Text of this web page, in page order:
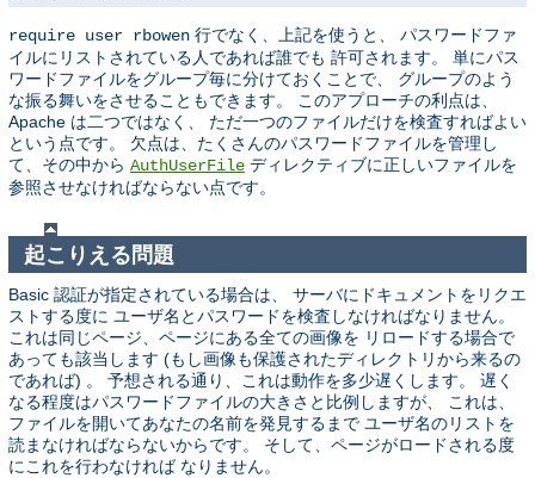
require user rbowen 行でなく、上記を使うと、 パスワードファ
イルにリストされている人であれば誰でも 許可されます。 単にパス
ワードファイルをグループ毎に分けておくことで、 グループのよう
な振る舞いをさせることもできます。 このアプローチの利点は、
Apache は二つではなく、 ただ一つのファイルだけを検査すればよい
という点です。 欠点は、たくさんのパスワードファイルを管理し
て、その中から AuthUserFile ディレクティブに正しいファイルを
参照させなければならない点です。
起こりえる問題
Basic 認証が指定されている場合は、 サーバにドキュメントをリクエ
ストする度に ユーザ名とパスワードを検査しなければなりません。
これは同じページ、ページにある全ての画像を リロードする場合で
あっても該当します (もし画像も保護されたディレクトリから来るの
であれば) 。 予想される通り、これは動作を多少遅くします。 遅く
なる程度はパスワードファイルの大きさと比例しますが、 これは、
ファイルを開いてあなたの名前を発見するまで ユーザ名のリストを
読まなければならないからです。 そして、ページがロードされる度
にこれを行わなければ なりません。